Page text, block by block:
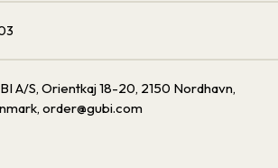
A/S, Orientkaj 18-20, 2150 Nordhavn,
order@gubi.com